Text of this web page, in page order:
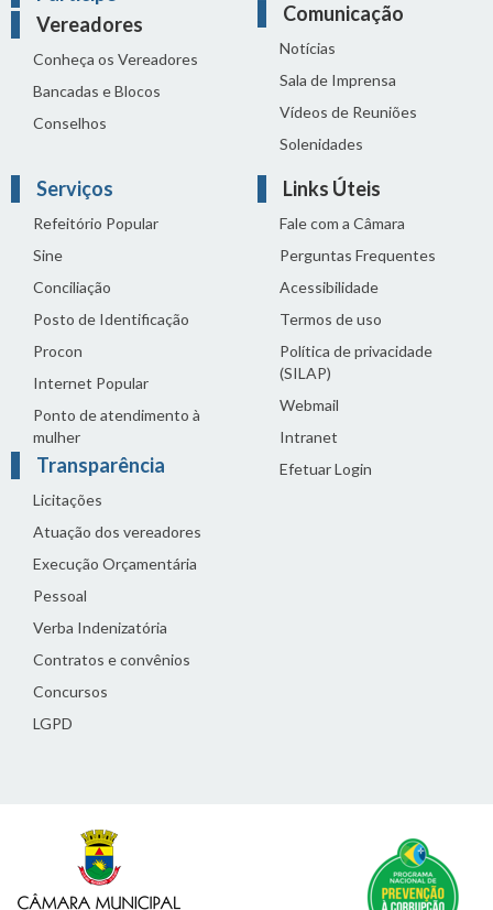
Vereadores
Conheça os Vereadores
Bancadas e Blocos
Conselhos
Comunicação
Notícias
Sala de Imprensa
Vídeos de Reuniões
Solenidades
Serviços
Refeitório Popular
Sine
Conciliação
Posto de Identificação
Procon
Internet Popular
Ponto de atendimento à
mulher
Transparência
Licitações
Atuação dos vereadores
Execução Orçamentária
Pessoal
Verba Indenizatória
Contratos e convênios
Concursos
LGPD
Links Úteis
Fale com a Câmara
Perguntas Frequentes
Acessibilidade
Termos de uso
Política de privacidade
(SILAP)
Webmail
Intranet
Efetuar Login